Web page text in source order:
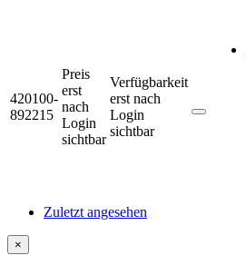
420100-
892215
Preis
erst
nach
Login
sichtbar
Verfügbarkeit
erst nach
Login
sichtbar
Zuletzt angesehen
×